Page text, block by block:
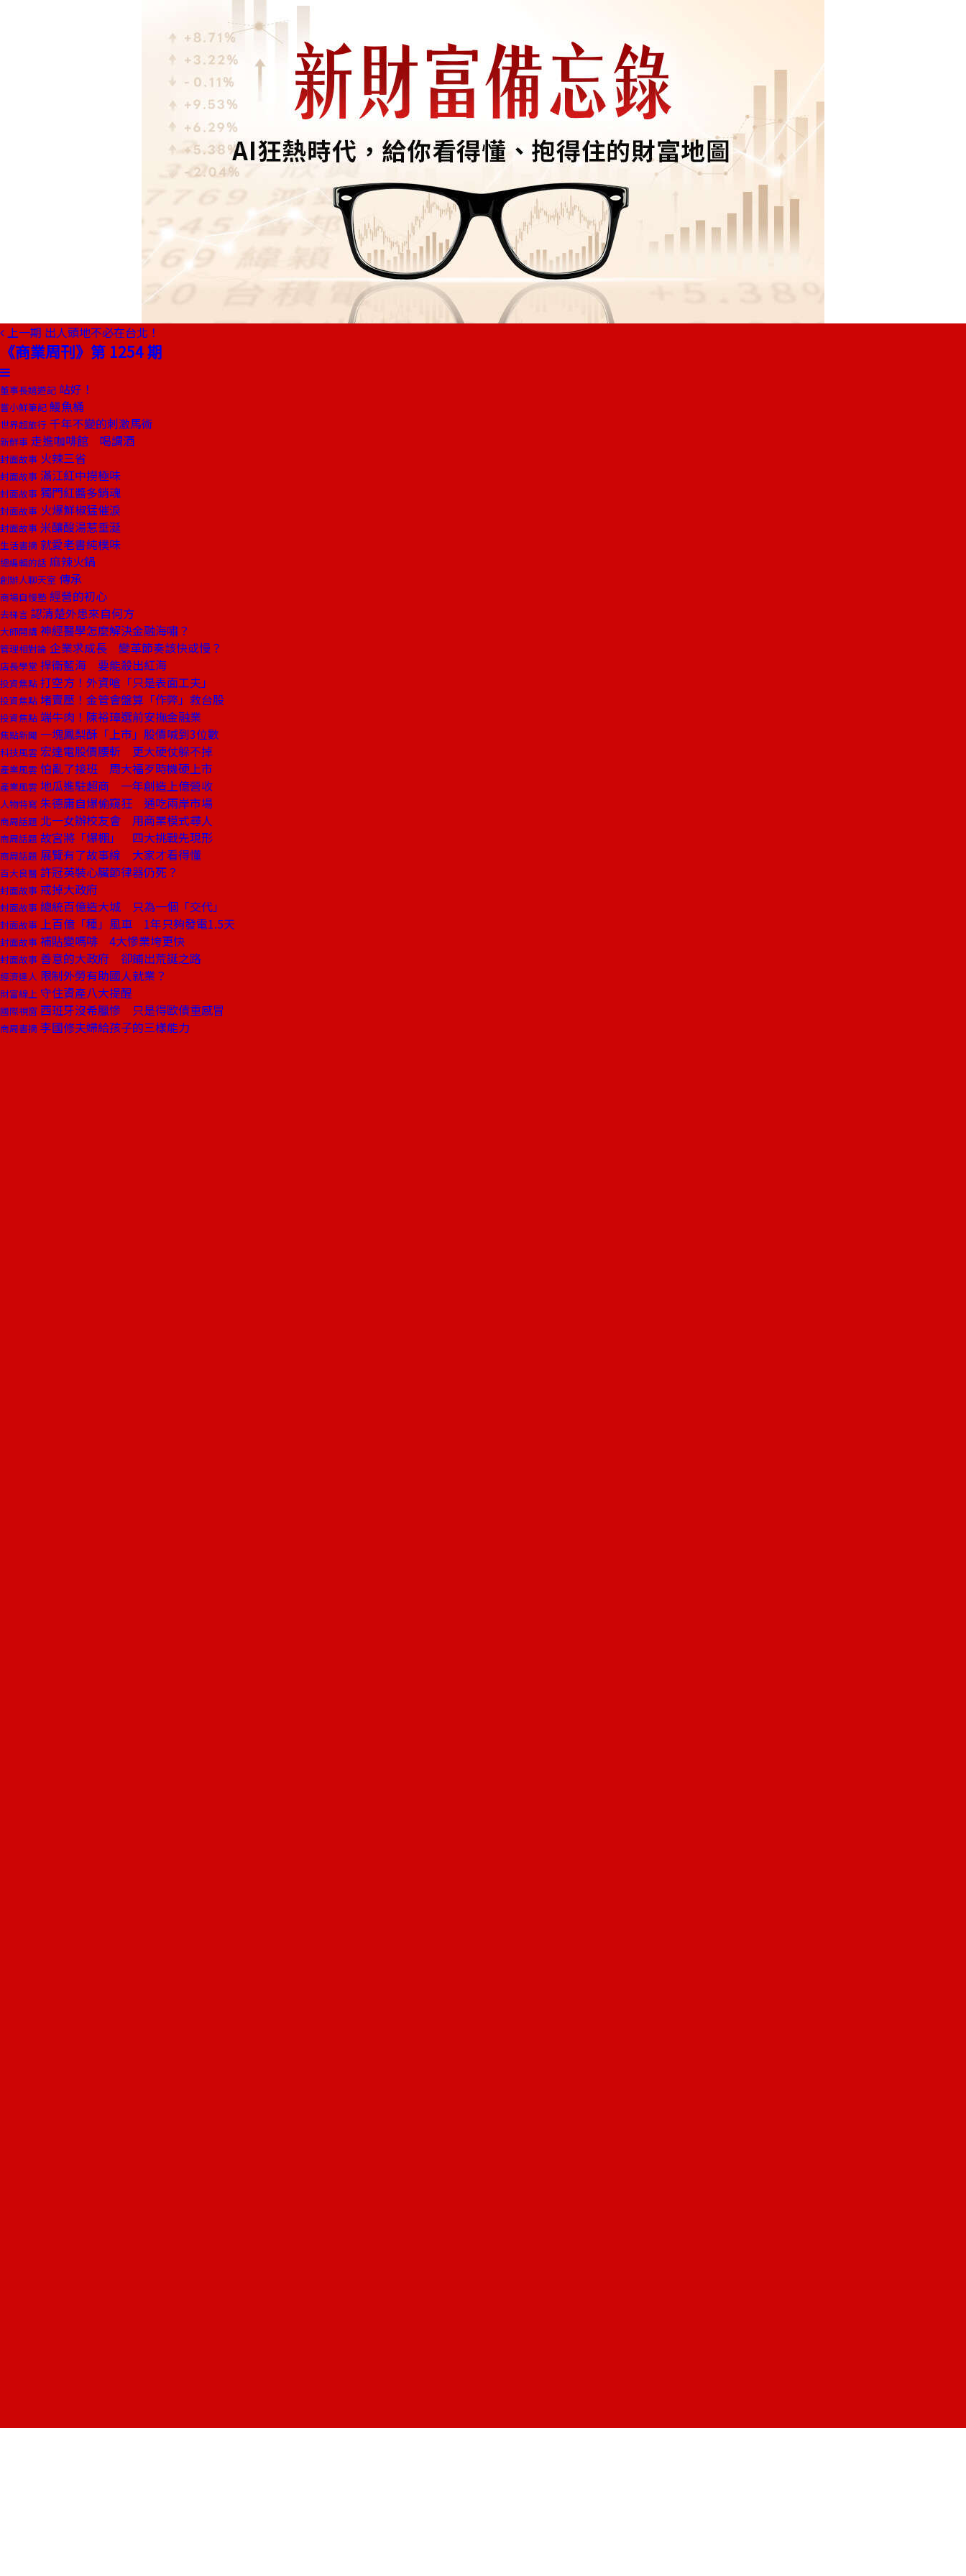
上一期 出人頭地不必在台北！
《商業周刊》第 1254 期
董事長嬉遊記 站好！
嘗小鮮筆記 鰻魚桶
世界超旅行 千年不變的刺激馬術
新鮮事 走進咖啡館 喝調酒
封面故事 火辣三省
封面故事 滿江紅中撈極味
封面故事 獨門紅醬多銷魂
封面故事 火爆鮮椒猛催淚
封面故事 米釀酸湯惹垂涎
生活書摘 就愛老書純樸味
總編輯的話 麻辣火鍋
創辦人聊天室 傳承
商場自慢塾 經營的初心
去梯言 認清楚外患來自何方
大師開講 神經醫學怎麼解決金融海嘯？
管理相對論 企業求成長 變革節奏該快或慢？
店長學堂 捍衛藍海 要能殺出紅海
投資焦點 打空方！外資嗆「只是表面工夫」
投資焦點 堵賣壓！金管會盤算「作弊」救台股
投資焦點 端牛肉！陳裕璋選前安撫金融業
焦點新聞 一塊鳳梨酥「上市」股價喊到3位數
科技風雲 宏達電股價腰斬 更大硬仗躲不掉
產業風雲 怕亂了接班 周大福歹時機硬上市
產業風雲 地瓜進駐超商 一年創造上億營收
人物特寫 朱德庸自爆偷窺狂 通吃兩岸市場
商周話題 北一女辦校友會 用商業模式尋人
商周話題 故宮將「爆棚」 四大挑戰先現形
商周話題 展覽有了故事線 大家才看得懂
百大良醫 許冠英裝心臟節律器仍死？
封面故事 戒掉大政府
封面故事 總統百億造大城 只為一個「交代」
封面故事 上百億「種」風車 1年只夠發電1.5天
封面故事 補貼變嗎啡 4大慘業垮更快
封面故事 善意的大政府 卻鋪出荒誕之路
經濟達人 限制外勞有助國人就業？
財富線上 守住資產八大提醒
國際視窗 西班牙沒希臘慘 只是得歐債重感冒
商周書摘 李國修夫婦給孩子的三樣能力